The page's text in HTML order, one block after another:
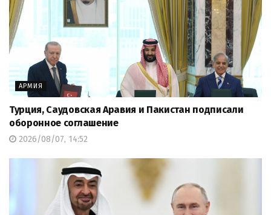
АРМИЯ
Турция, Саудовская Аравия и Пакистан подписали
оборонное соглашение
2026/08/07, 14:52